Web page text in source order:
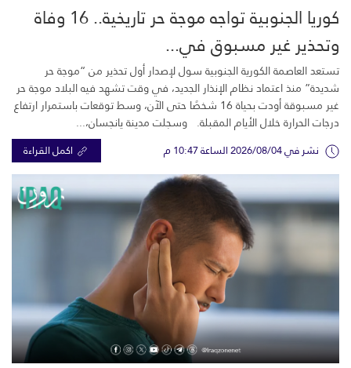
كوريا الجنوبية تواجه موجة حر تاريخية.. 16 وفاة
وتحذير غير مسبوق في...
تستعد العاصمة الكورية الجنوبية سول لإصدار أول تحذير من “موجة حر
شديدة” منذ اعتماد نظام الإنذار الجديد، في وقت تشهد فيه البلاد موجة حر
غير مسبوقة أودت بحياة 16 شخصًا حتى الآن، وسط توقعات باستمرار ارتفاع
درجات الحرارة خلال الأيام المقبلة. وسجلت مدينة يانجسان،...
نشر في 2026/08/04 الساعة 10:47 م اكمل القراءة